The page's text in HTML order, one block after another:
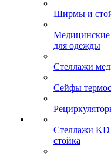
Ширмы и
для одежды
Стеллажи
Сейфы
Стеллажи KD
стойка